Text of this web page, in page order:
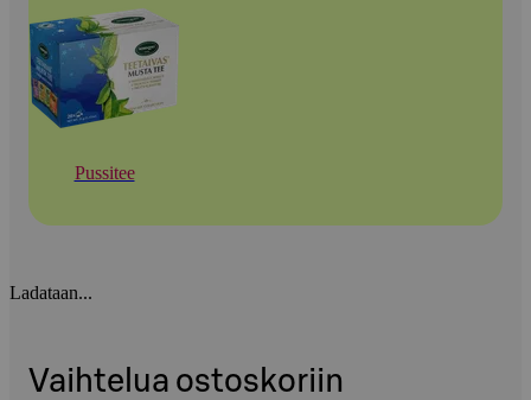
Pussitee
Ladataan...
Vaihtelua ostoskoriin